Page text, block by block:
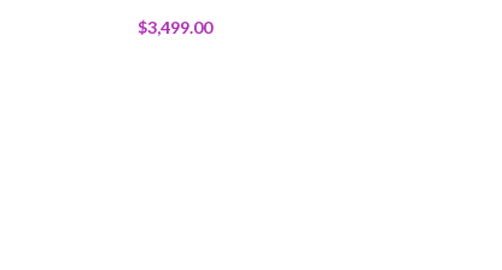
$3,499.00